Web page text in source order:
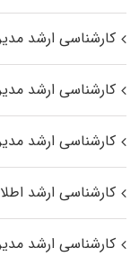
کارشناسی ارشد
کارشناسی ارشد
کارشناسی ارشد
کارشناسی ارشد
کارشناسی ارشد